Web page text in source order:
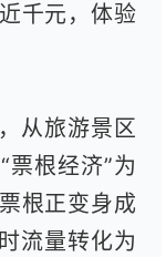
千元，体验
从旅游景区
票根经济”为
根正变身成
流量转化为